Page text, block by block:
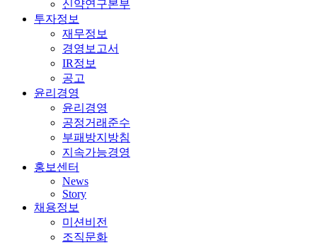
신약연구본부
투자정보
재무정보
경영보고서
IR정보
공고
윤리경영
윤리경영
공정거래준수
부패방지방침
지속가능경영
홍보센터
News
Story
채용정보
미션비전
조직문화